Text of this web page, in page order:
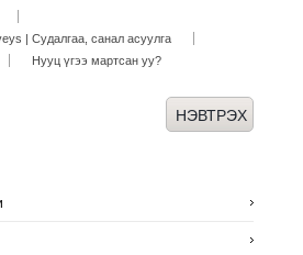
| Судалгаа, санал асуулга
Нууц үгээ мартсан уу?